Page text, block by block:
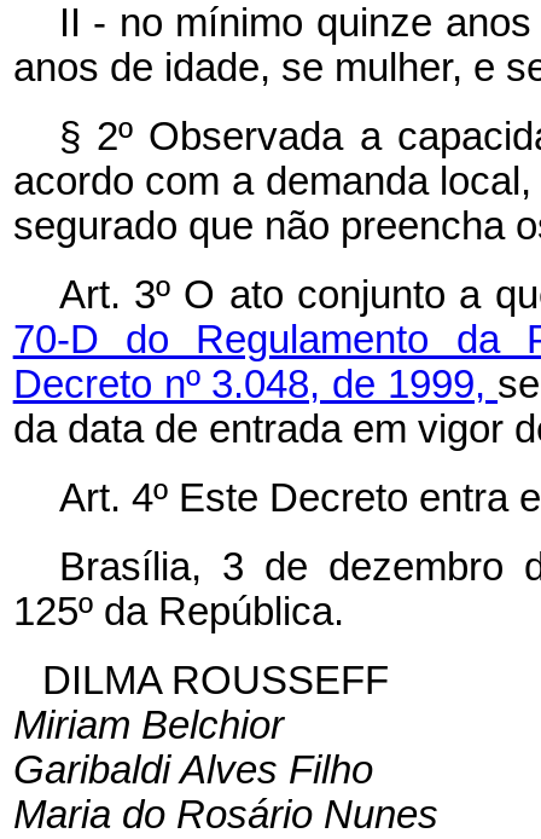
II - no mínimo quinze
anos de idade, se mulher, e
§ 2º Observada a
acordo com a demanda
segurado que não preencha
Art. 3º O ato conjunto a
70-D do Regulamento da
Decreto nº 3.048, de 1999,
da data de entrada em vigor
Art. 4º Este Decreto entra
Brasília, 3 de dezembro
125º da República.
DILMA ROUSSEFF
Miriam Belchior
Garibaldi Alves Filho
Maria do Rosário Nunes